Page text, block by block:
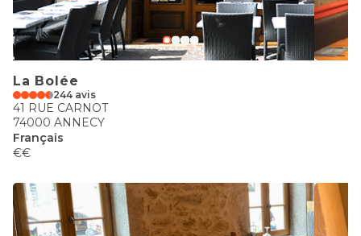
La Bolée
244 avis
41 RUE CARNOT
74000 ANNECY
Français
€€